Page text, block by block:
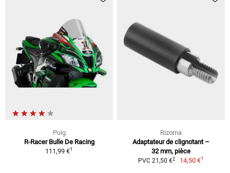
Puig
R-Racer Bulle De Racing
111,99 €1
Rizoma
Adaptateur de clignotant –
32 mm, pièce
PVC 21,50 €2 14,50 €1